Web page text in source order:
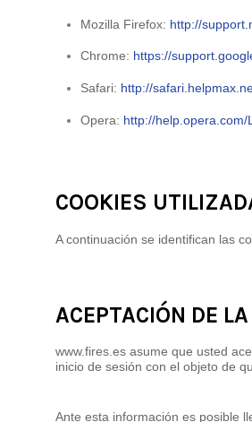
Mozilla Firefox: http://
Chrome: https://
Safari: http://
Opera: http://
COOKIES
A continuación se identifican las
ACEPTACIÓN DE
www.fires.es asume que usted
inicio de sesión con el objeto de
Ante esta información es posible